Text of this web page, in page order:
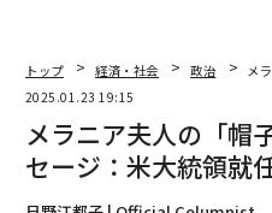
トップ 経済・社会 政治
メ
2025.01.23 19:15
メラニア夫人の「帽
セージ：米大統領就